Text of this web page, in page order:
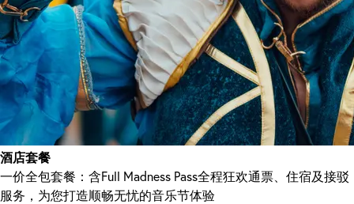
酒店套餐
一价全包套餐：含Full Madness Pass全程狂欢通票、住宿及接驳
服务，为您打造顺畅无忧的音乐节体验